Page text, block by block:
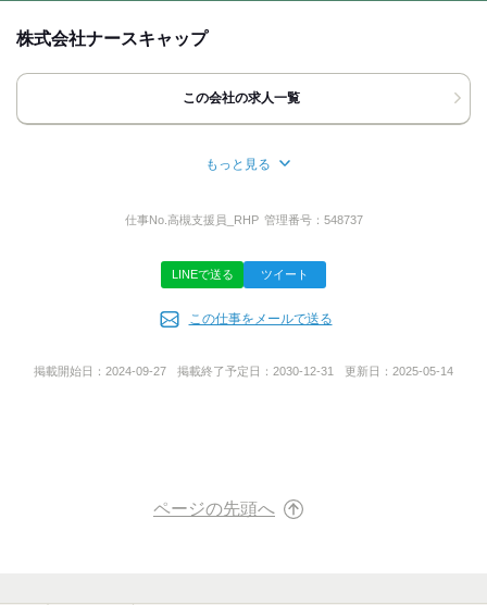
お電話、または応募ボタン(WEB応募)より
ご応募ください。
■お電話の場合
「バイトルを見た」と言っていただけると
スムーズにご案内できます。
■応募ボタン ‐24時間受付中‐
ご質問などのお問い合わせも大歓迎です！
ご応募お待ちしております。
株式会社ナースキャップ
この会社の求人一覧
大阪府茨木市茨木市耳原3-8-25
障がい者生活介護施設
もっと見る
仕事No. 高槻支援員_RHP 管理番号： 548737
LINEで送る ツイート
この仕事をメールで送る
掲載開始日： 2024-09-27 掲載終了予定日： 2030-12-31 更新日： 2025-05-14
ページの先頭へ